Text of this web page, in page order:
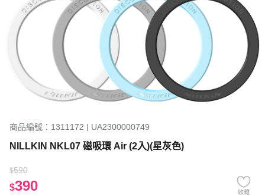
商品編號：1311172 | UA2300000749
NILLKIN NKL07 磁吸環 Air (2入)(星灰色)
$590
$390 收藏